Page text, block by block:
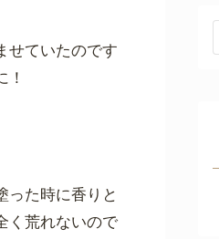
せていたのです
った時に香りと
く荒れないので